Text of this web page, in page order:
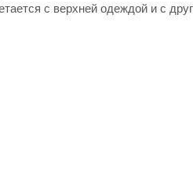
с верхней одеждой и с